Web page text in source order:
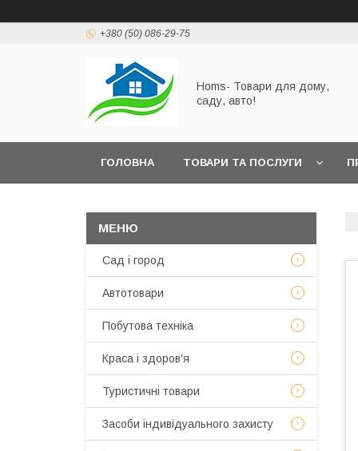
+380 (50) 086-29-75
Homs- Товари для дому,
саду, авто!
ГОЛОВНА ТОВАРИ ТА ПОСЛУГИ
Сад і город
Автотовари
Побутова техніка
Краса і здоров'я
Туристичні товари
Засоби індивідуального захисту